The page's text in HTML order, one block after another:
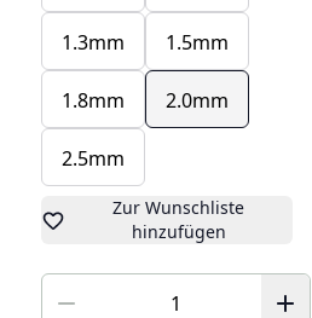
1.3mm 1.5mm
1.8mm 2.0mm
2.5mm
Zur Wunschliste
hinzufügen